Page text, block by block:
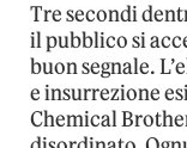
Tre secondi
il pubblico si
buon segnale.
e insurrezione
Chemical